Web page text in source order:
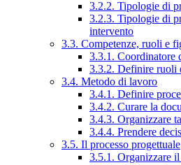
3.2.2. Tipologie di
3.2.3. Tipologie di
intervento
3.3. Competenze, ruoli e
3.3.1. Coordinatore
3.3.2. Definire ruoli
3.4. Metodo di lavoro
3.4.1. Definire
3.4.2. Curare la
3.4.3. Organizzare
3.4.4. Prendere
3.5. Il processo progettuale
3.5.1. Organizzare